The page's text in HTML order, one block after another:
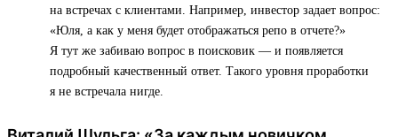
на встречах с клиентами. Например, инвестор задает вопрос:
«Юля, а как у меня будет отображаться репо в отчете?»
Я тут же забиваю вопрос в поисковик — и появляется
подробный качественный ответ. Такого уровня проработки
я не встречала нигде.